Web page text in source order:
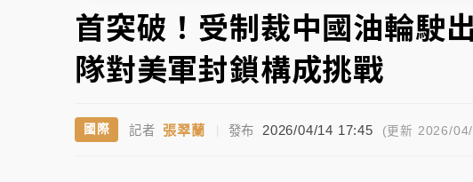
故宮《龍藏經》特展第2檔！今線上預約開賣一度塞車
台東農業處長涉圖利渡假村！東檢抗告成功 今重開羈押庭
女律師陳昱瑄詐慈濟10億！黃金158kg遭查扣畫面曝光
▲
▼
首突破！受制裁中國油輪駛
隊對美軍封鎖構成挑戰
國際 記者 張翠蘭 | 發布 2026/04/14 17:45 (更新 2026/